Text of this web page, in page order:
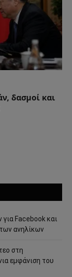
δασμοί και
Facebook και
ανηλίκων
στη
εμφάνιση του